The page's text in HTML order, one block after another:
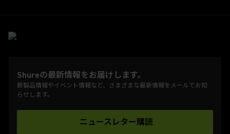
Shureの最新情報をお届けします。
新製品情報やイベント情報など、さまざまな最新情報をメールでお知
らせします。
ニュースレター購読
(Opens in a new tab)